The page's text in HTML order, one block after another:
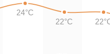
24°C
22°C